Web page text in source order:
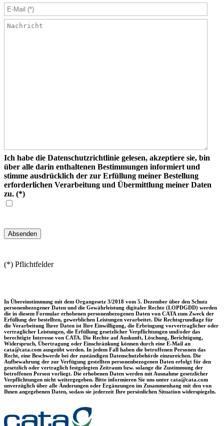
Ich habe die Datenschutzrichtlinie gelesen, akzeptiere sie, bin
über alle darin enthaltenen Bestimmungen informiert und
stimme ausdrücklich der zur Erfüllung meiner Bestellung
erforderlichen Verarbeitung und Übermittlung meiner Daten
zu. (*)
(*) Pflichtfelder
In Übereinstimmung mit dem Organgesetz 3/2018 vom 5. Dezember über den Schutz
personenbezogener Daten und die Gewährleistung digitaler Rechte (LOPDGDD) werden
die in diesem Formular erhobenen personenbezogenen Daten von CATA zum Zweck der
Erfüllung der bestellten, gewerblichen Leistungen verarbeitet. Die Rechtsgrundlage für
die Verarbeitung Ihrer Daten ist Ihre Einwilligung, die Erbringung vorvertraglicher oder
vertraglicher Leistungen, die Erfüllung gesetzlicher Verpflichtungen und/oder das
berechtigte Interesse von CATA. Die Rechte auf Auskunft, Löschung, Berichtigung,
Widerspruch, Übertragung oder Einschränkung können durch eine E-Mail an
cata@cata.com ausgeübt werden. In jedem Fall haben die betroffenen Personen das
Recht, eine Beschwerde bei der zuständigen Datenschutzbehörde einzureichen. Die
Aufbewahrung der zur Verfügung gestellten personenbezogenen Daten erfolgt für den
gesetzlich oder vertraglich festgelegten Zeitraum bzw. solange die Zustimmung der
betroffenen Person vorliegt. Die erhobenen Daten werden mit Ausnahme gesetzlicher
Verpflichtungen nicht weitergegeben. Bitte informieren Sie uns unter cata@cata.com
unverzüglich über alle Änderungen oder Ergänzungen im Zusammenhang mit den von
Ihnen angegebenen Daten, sodass sie jederzeit Ihre persönlichen Situation widerspiegeln.